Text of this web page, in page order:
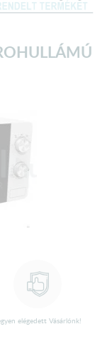
elégedett Vásárlónk!